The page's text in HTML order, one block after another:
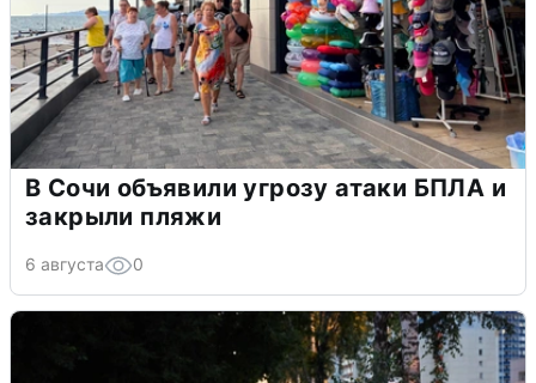
В Сочи объявили угрозу атаки БПЛА и
закрыли пляжи
6 августа 0